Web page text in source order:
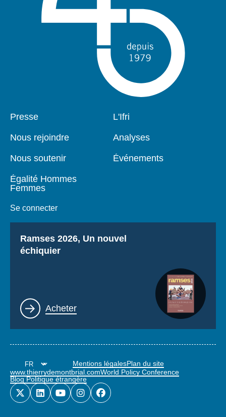
Pied
Presse
Nous rejoindre
Nous soutenir
Égalité Hommes
Femmes
Se connecter
Navigation
L'Ifri
Analyses
Événements
Titre
Ramses 2026, Un nouvel
échiquier
Lien
Acheter
Mentions légalesPlan du site
www.thierrydemontbrial.comWorld Policy Conference
Blog Politique étrangère